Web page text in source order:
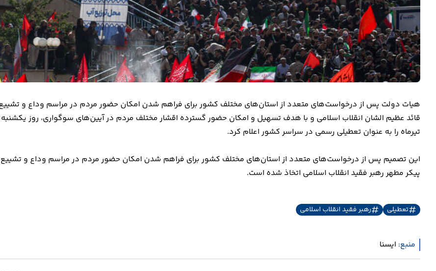
هیات دولت پس از درخواست‌های متعدد از استان‌های مختلف کشور برای فراهم شدن امکان حضور مردم در مراسم وداع و
تیرماه را به عنوان تعطیلی رسمی در سراسر کشور اعلام کرد.
این تصمیم پس از درخواست‌های متعدد از استان‌های مختلف کشور برای فراهم شدن امکان حضور مردم در مراسم وداع و تشییع
پیکر مطهر رهبر فقید انقلاب اسلامی اتخاذ شده است.
تعطیلی رهبر فقید انقلاب اسلامی
منبع: ايسنا